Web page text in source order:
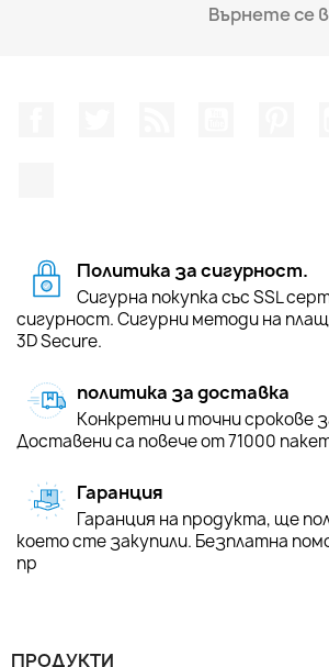
Върнете се
Политика за сигурност.
Сигурна покупка със SSL
сигурност. Сигурни методи на
3D Secure.
политика за доставка
Конкретни и точни срокове
Доставени са повече от 71000
Гаранция
Гаранция на продукта, ще
което сте закупили. Безплатна
пр
ПРОДУКТИ